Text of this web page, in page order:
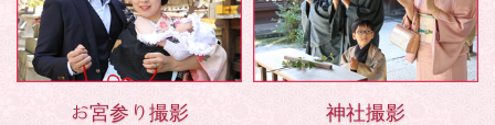
お宮参り撮影 神社撮影